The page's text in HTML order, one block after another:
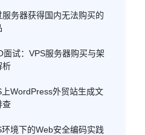
服务器获得国内无法购买的
面试：VPS服务器购买与架
析
上WordPress外贸站生成文
查
境下的Web安全编码实践